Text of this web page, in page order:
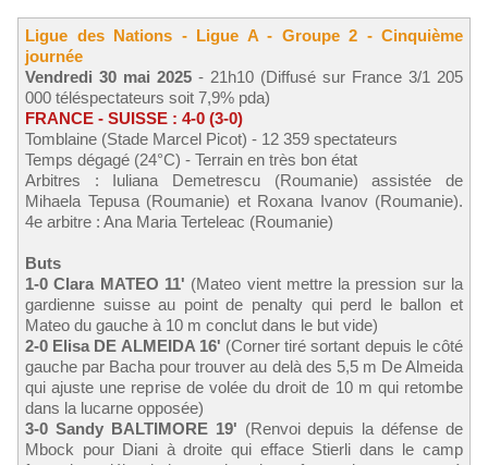
Ligue des Nations - Ligue A - Groupe 2 - Cinquième
journée
Vendredi 30 mai 2025 - 21h10 (Diffusé sur France 3/1 205
000 téléspectateurs soit 7,9% pda)
FRANCE - SUISSE : 4-0 (3-0)
Tomblaine (Stade Marcel Picot) - 12 359 spectateurs
Temps dégagé (24°C) - Terrain en très bon état
Arbitres : Iuliana Demetrescu (Roumanie) assistée de
Mihaela Tepusa (Roumanie) et Roxana Ivanov (Roumanie).
4e arbitre : Ana Maria Terteleac (Roumanie)
Buts
1-0 Clara MATEO 11' (Mateo vient mettre la pression sur la
gardienne suisse au point de penalty qui perd le ballon et
Mateo du gauche à 10 m conclut dans le but vide)
2-0 Elisa DE ALMEIDA 16' (Corner tiré sortant depuis le côté
gauche par Bacha pour trouver au delà des 5,5 m De Almeida
qui ajuste une reprise de volée du droit de 10 m qui retombe
dans la lucarne opposée)
3-0 Sandy BALTIMORE 19' (Renvoi depuis la défense de
Mbock pour Diani à droite qui efface Stierli dans le camp